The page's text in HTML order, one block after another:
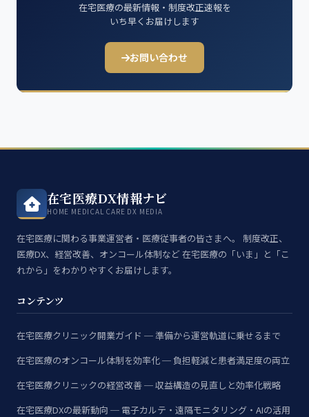
在宅医療の最新情報・制度改正速報を
いち早くお届けします
お問い合わせ
在宅医療DX情報ナビ
HOME MEDICAL CARE DX MEDIA
在宅医療に関わる事業運営者・医療従事者の皆さまへ。 制度改正、
医療DX、経営改善、オンコール体制など 在宅医療の「いま」と「こ
れから」をわかりやすくお届けします。
コンテンツ
在宅医療クリニック開業ガイド ─ 準備から運営軌道に乗せるまで
在宅医療のオンコール体制を効率化 ─ 負担軽減と患者満足度の両立
在宅医療クリニックの経営改善 ─ 収益構造の見直しと効率化戦略
在宅医療DXの最新動向 ─ 電子カルテ・遠隔モニタリング・AIの活用